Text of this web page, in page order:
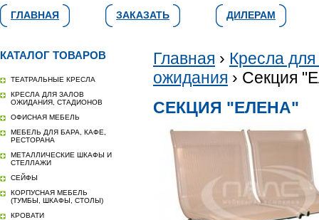
ГЛАВНАЯ ЗАКАЗАТЬ ДИЛЕРАМ
КАТАЛОГ ТОВАРОВ
ТЕАТРАЛЬНЫЕ КРЕСЛА
КРЕСЛА ДЛЯ ЗАЛОВ
ОЖИДАНИЯ, СТАДИОНОВ
ОФИСНАЯ МЕБЕЛЬ
МЕБЕЛЬ ДЛЯ БАРА, КАФЕ,
РЕСТОРАНА
МЕТАЛЛИЧЕСКИЕ ШКАФЫ И
СТЕЛЛАЖИ
СЕЙФЫ
КОРПУСНАЯ МЕБЕЛЬ
(ТУМБЫ, ШКАФЫ, СТОЛЫ)
КРОВАТИ
Главная › Кресла
ожидания › Секция
СЕКЦИЯ "ЕЛЕНА"